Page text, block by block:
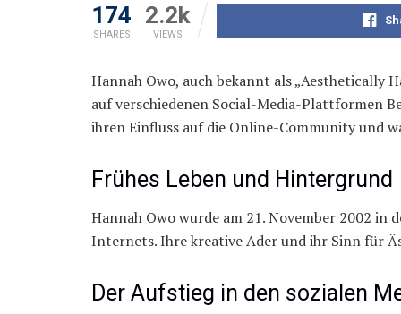
174
SHARES
2.2k
VIEWS
Hannah Owo, auch bekannt als
auf verschiedenen Social-Media-Plattformen
ihren Einfluss auf die Online-Community und
Frühes Leben und Hintergrund
Hannah Owo wurde am 21. November 2002 in
Internets. Ihre kreative Ader und ihr Sinn für
Der Aufstieg in den sozialen